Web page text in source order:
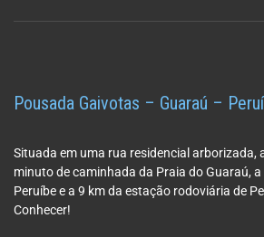
Pousada Gaivotas – Guaraú –
Situada em uma rua residencial arborizada,
minuto de caminhada da Praia do Guaraú,
Peruíbe e a 9 km da estação rodoviária de
Conhecer!